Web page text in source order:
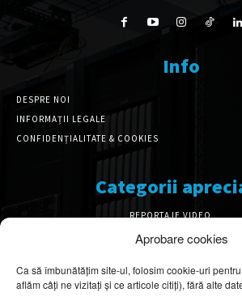
Aprobare cookies
Ca să îmbunătățim site-ul, folosim cookie-uri
aflăm câți ne vizitați și ce articole citiți), fără alte
Info
DESPRE NOI
INFORMAȚII LEGALE
CONFIDENȚIALITATE & COOKIES
Categorii
REPORTAJE VIDEO
AMENAJĂRI INTERIOARE
DESIGN INTERIOR
ARHITECTURĂ & DESIGN